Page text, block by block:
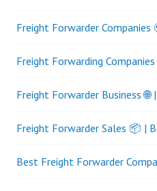
Freight Forwarder
Freight Forwarding
Freight Forwarder Business
Freight Forwarder Sales 📦 |
Best Freight Forwarder